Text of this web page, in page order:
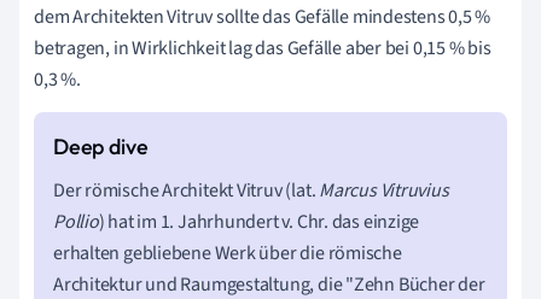
dem Architekten Vitruv sollte das Gefälle mindestens 0,5 %
betragen, in Wirklichkeit lag das Gefälle aber bei 0,15 % bis
0,3 %.
Der römische Architekt Vitruv (lat.Marcus Vitruvius
Pollio) hat im 1. Jahrhundert v. Chr. das einzige
erhalten gebliebene Werk über die römische
Architektur und Raumgestaltung, die "Zehn Bücher der